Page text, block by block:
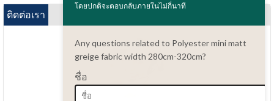
ติดต่อเรา
โดยปกติจะตอบกลับภายในไม่กี่นาที
Any questions related to Polyester mini matt
greige fabric width 280cm-320cm?
ชื่อ
Português do Brasil
Русский
Türkçe